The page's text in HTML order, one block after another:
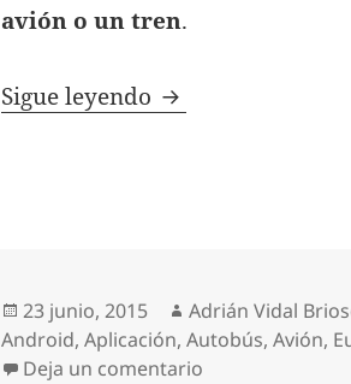
avión o un tren.
Sigue leyendo GoEuro te
Publicado
el
23 junio, 2015 Autor
Adrián Vidal
Android,Aplicación,Autobús,Avión,
Deja un comentario